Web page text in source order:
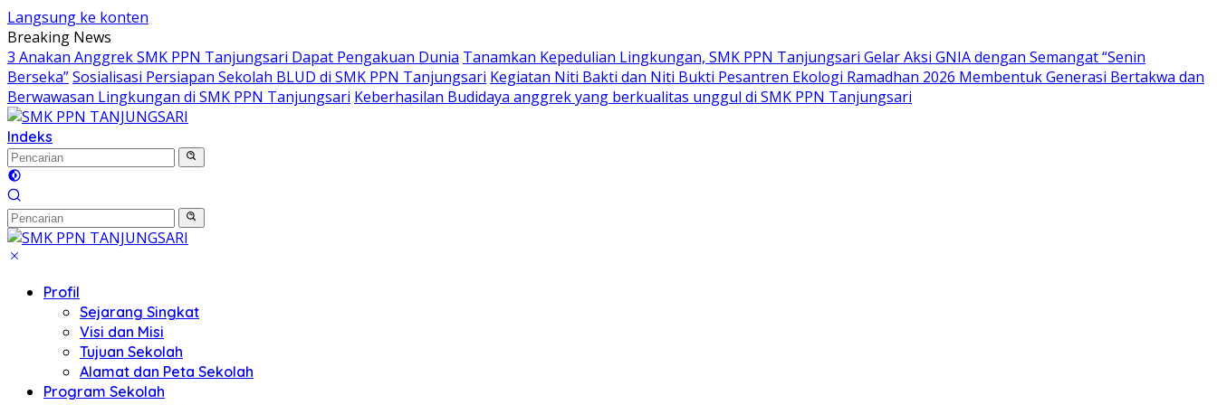
Langsung ke konten
Breaking News
3 Anakan Anggrek SMK PPN Tanjungsari Dapat Pengakuan Dunia Tanamkan Kepedulian Lingkungan, SMK PPN Tanjungsari Gelar Aksi GNIA dengan Semangat “Senin
Berseka”Sosialisasi Persiapan Sekolah BLUD di SMK PPN Tanjungsari Kegiatan Niti Bakti dan Niti Bukti Pesantren Ekologi Ramadhan 2026 Membentuk Generasi Bertakwa dan
Berwawasan Lingkungan di SMK PPN Tanjungsari Keberhasilan Budidaya anggrek yang berkualitas unggul di SMK PPN Tanjungsari
Indeks
Profil
Sejarang Singkat
Visi dan Misi
Tujuan Sekolah
Alamat dan Peta Sekolah
Program Sekolah